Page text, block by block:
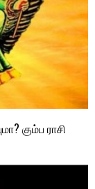
கும்ப ராசி